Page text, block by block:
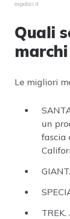
expobici.it
Quali
Le migliori
un
fascia
TREK.